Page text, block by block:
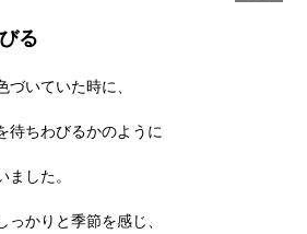
る
づいていた時に、
待ちわびるかのように
した。
かりと季節を感じ、